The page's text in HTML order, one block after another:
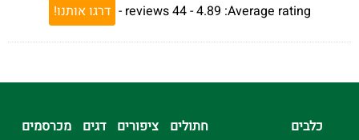
Average rating:
4.89 -
44
reviews
- דרגו אותנו!
כלבים חתולים ציפורים דגים מכרסמים